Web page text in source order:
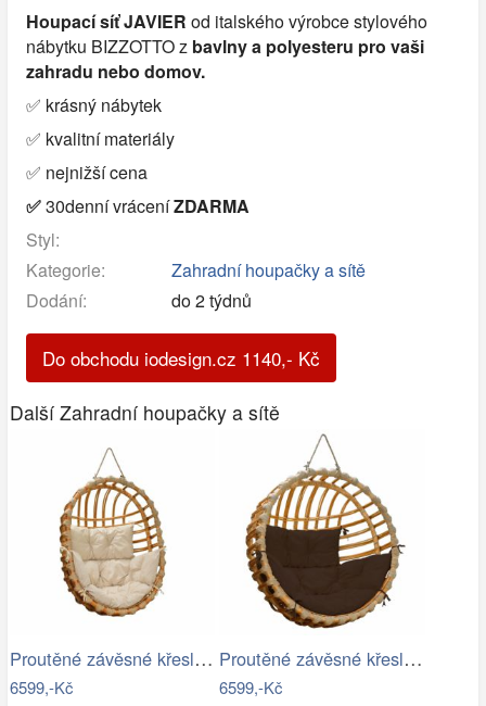
Houpací síť JAVIER od italského výrobce stylového
nábytku BIZZOTTO z bavlny a polyesteru pro vaši
zahradu nebo domov.
✅ krásný nábytek
✅ kvalitní materiály
✅ nejnižší cena
✅30denní vráceníZDARMA
Styl:
Kategorie:
Zahradní houpačky a sítě
Dodání:
do 2 týdnů
Do obchodu iodesign.cz 1140,- Kč
Další Zahradní houpačky a sítě
Proutěné závěsné křeslo Lena, přírodní…
6599,-Kč
Proutěné závěsné křeslo Elis, přírodní…
6599,-Kč